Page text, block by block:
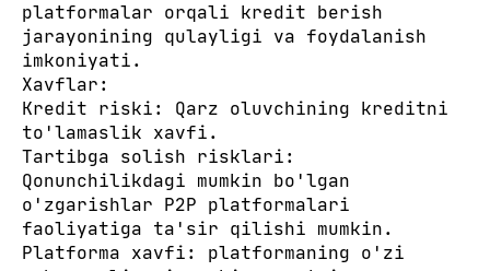
platformalar orqali kredit berish
jarayonining qulayligi va foydalanish
imkoniyati.
Xavflar:
Kredit riski: Qarz oluvchining kreditni
to'lamaslik xavfi.
Tartibga solish risklari:
Qonunchilikdagi mumkin bo'lgan
o'zgarishlar P2P platformalari
faoliyatiga ta'sir qilishi mumkin.
Platforma xavfi: platformaning o'zi